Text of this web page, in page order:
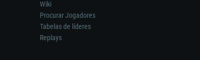
Wiki
Procurar Jogadores
Tabelas de líderes
Replays